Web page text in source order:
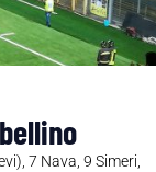
7 Nava, 9 Simeri,